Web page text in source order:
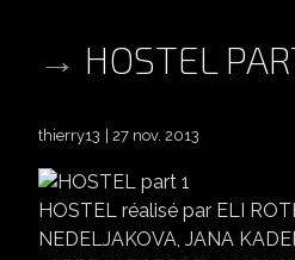
HOSTEL
thierry13 27 nov. 2013
HOSTEL réalisé par ELI
NEDELJAKOVA, JANA